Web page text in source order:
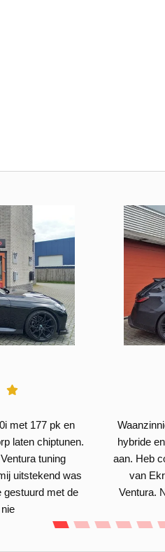
met 177 pk en
laten chiptunen.
tuning
uitstekend was
gestuurd met de
hybride
aan. Heb
van
Ventura.